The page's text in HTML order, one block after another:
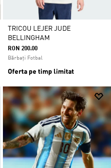
TRICOU LEJER JUDE
BELLINGHAM
RON 200.00
Bărbați Fotbal
Oferta pe timp limitat